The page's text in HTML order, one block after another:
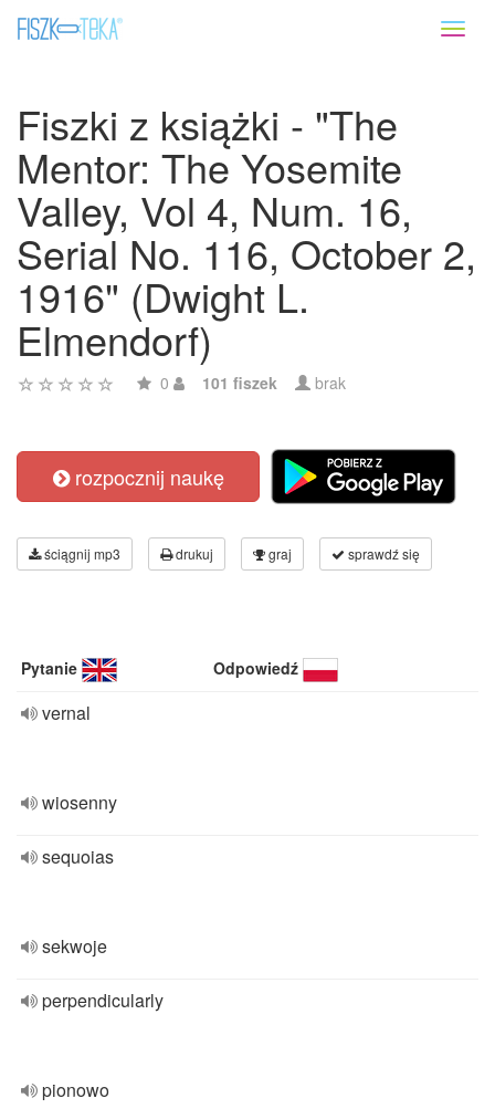
Fiszki z książki - "The
Mentor: The Yosemite
Valley, Vol 4, Num. 16,
Serial No. 116, October 2,
1916" (Dwight L.
Elmendorf)
0 101 fiszek brak
rozpocznij naukę
ściągnij mp3 drukuj graj sprawdź się
Pytanie Odpowiedź
vernal
wiosenny
sequoias
sekwoje
perpendicularly
pionowo